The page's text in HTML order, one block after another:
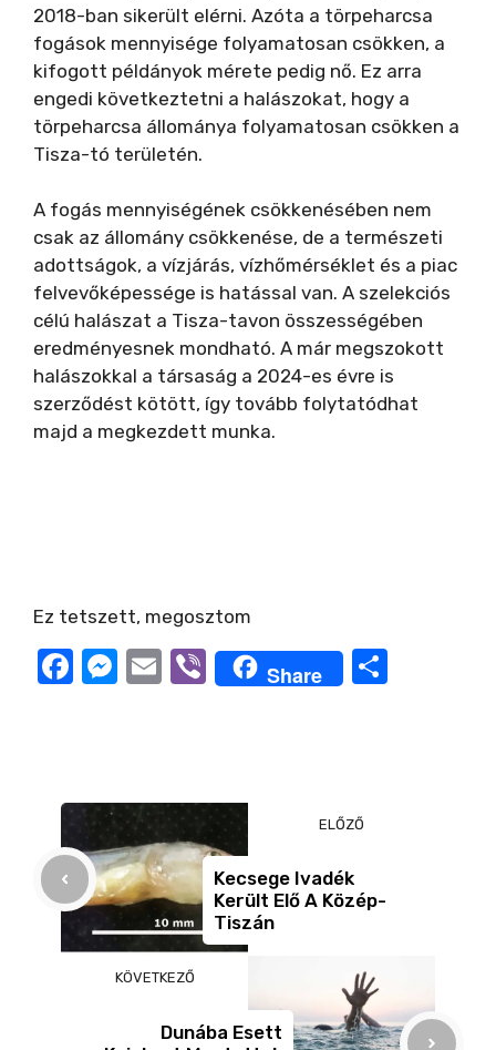
2018-ban sikerült elérni. Azóta a törpeharcsa
fogások mennyisége folyamatosan csökken, a
kifogott példányok mérete pedig nő. Ez arra
engedi következtetni a halászokat, hogy a
törpeharcsa állománya folyamatosan csökken a
Tisza-tó területén.
A fogás mennyiségének csökkenésében nem
csak az állomány csökkenése, de a természeti
adottságok, a vízjárás, vízhőmérséklet és a piac
felvevőképessége is hatással van. A szelekciós
célú halászat a Tisza-tavon összességében
eredményesnek mondható. A már megszokott
halászokkal a társaság a 2024-es évre is
szerződést kötött, így tovább folytatódhat
majd a megkezdett munka.
Ez tetszett, megosztom
F
b
o
o
k
M
n
g
er
E
Vi
Share
ELŐZŐ
Kecsege Ivadék
Került Elő A Közép-
Tiszán
KÖVETKEZŐ
Dunába Esett